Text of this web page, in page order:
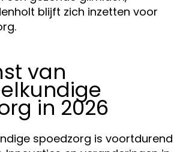
blijft zich inzetten voor
van
in 2026
spoedzorg is voortdurend